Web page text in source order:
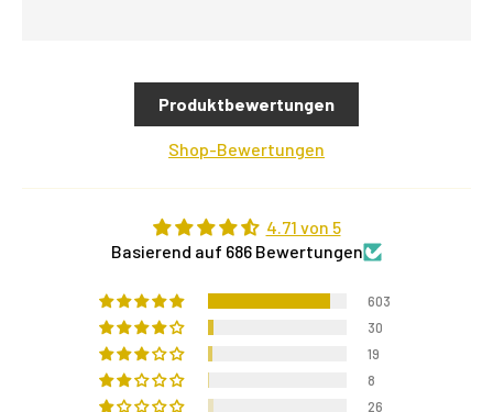
Produktbewertungen
Shop-Bewertungen
4.71 von 5
Basierend auf 686 Bewertungen
603
30
19
8
26